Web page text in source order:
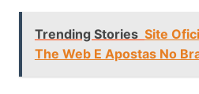
Trending Stories Site
The Web E Apostas No